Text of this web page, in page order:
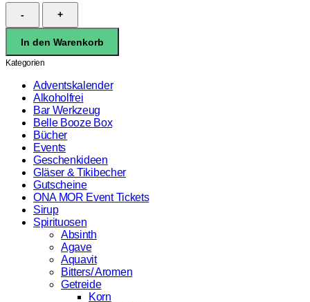
Michter's
Small
Batch
Bourbon
45,7%
0,7l
Menge
In den Warenkorb
Kategorien
Adventskalender
Alkoholfrei
Bar Werkzeug
Belle Booze Box
Bücher
Events
Geschenkideen
Gläser & Tikibecher
Gutscheine
ONA MOR Event Tickets
Sirup
Spirituosen
Absinth
Agave
Aquavit
Bitters/ Aromen
Getreide
Korn